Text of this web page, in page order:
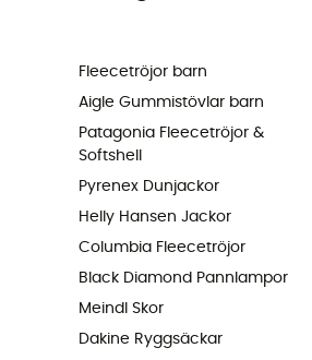
Fleecetröjor barn
Aigle Gummistövlar barn
Patagonia Fleecetröjor &
Softshell
Pyrenex Dunjackor
Helly Hansen Jackor
Columbia Fleecetröjor
Black Diamond Pannlampor
Meindl Skor
Dakine Ryggsäckar